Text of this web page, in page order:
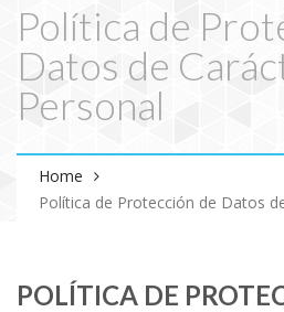
Política de
Datos de
Personal
Home
Política de Protección de Datos
POLÍTICA DE